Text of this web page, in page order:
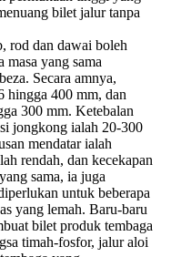
bilet jalur tanpa
rod dan dawai boleh
yang sama
Secara amnya,
hingga 400 mm, dan
300 mm. Ketebalan
jongkong ialah 20-300
mendatar ialah
rendah, dan kecekapan
sama, ia juga
untuk beberapa
yang lemah. Baru-baru
bilet produk tembaga
timah-fosfor, jalur aloi